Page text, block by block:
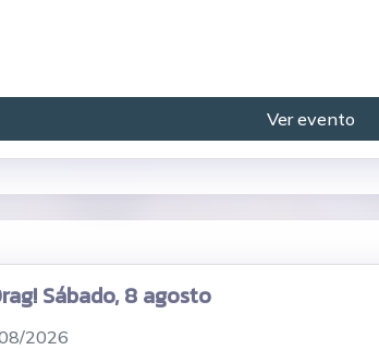
Ver evento
Sábado, 8 agosto
2026